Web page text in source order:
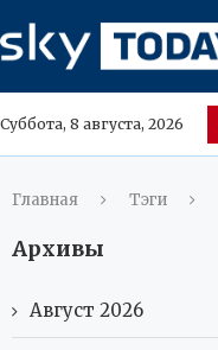
Суббота, 8 августа, 2026
Главная Тэги
Архивы
Август 2026